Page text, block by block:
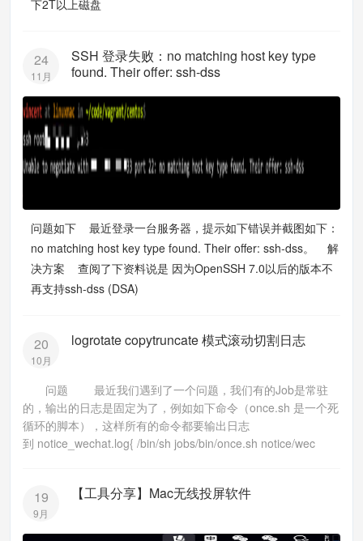
下2T以上磁盘
24
11月
SSH 登录失败：no matching host key type
found. Their offer: ssh-dss
问题如下 最近登录一台服务器，提示如下错误并截图如下：
no matching host key type found. Their offer: ssh-dss。 解
决方案 查阅了下资料说是 因为OpenSSH 7.0以后的版本不
再支持ssh-dss (DSA)
20
10月
logrotate copytruncate 模式滚动切割日志
问题 最近我们遇到了一个问题，我们有的Job是常驻
的，输出的日志是固定为了，例如如下命令（once.sh 是一个死
循环的脚本），这样所有的命令都要输出日志
到 notice_wechat.log{ /bin/sh jobs/bin/once.sh notice/wec
19
9月
【工具分享】Mac无线投屏软件